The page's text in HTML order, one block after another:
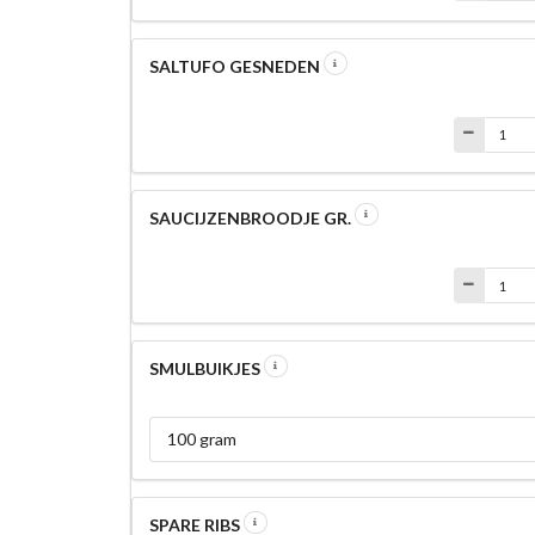
SALTUFO GESNEDEN
SAUCIJZENBROODJE GR.
SMULBUIKJES
100 gram
SPARE RIBS